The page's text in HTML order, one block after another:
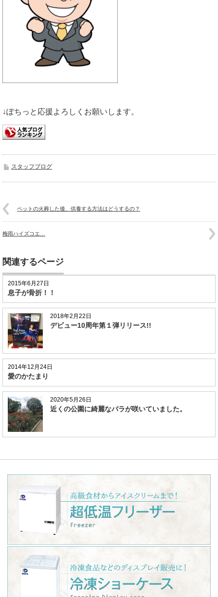
↓ぽちっと応援よろしくお願いします。
スタッフブログ
ペットの火葬した後、供養する方法はどうするの？
梅雨ハイズコエ…
関連するページ
2015年6月27日
息子が骨折！！
2018年2月22日
デビュー10周年第１弾リリース!!
2014年12月24日
愛のかたまり
2020年5月26日
近くの公園に綺麗なバラが咲いていました。